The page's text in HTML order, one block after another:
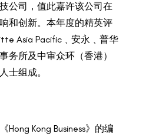
公司，值此嘉许该公司在
和创新。本年度的精英评
Asia Pacific﹑安永﹑普华
务所及中审众环（香港）
士组成。
Kong Business》的编